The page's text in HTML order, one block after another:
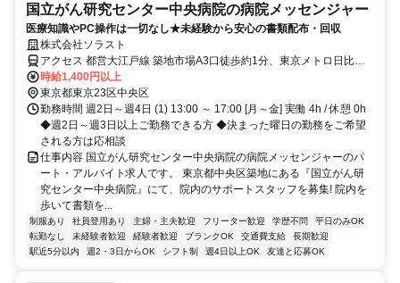
国立がん研究センター中央病院の病院メッセンジャー
医療知識やPC操作は一切なし★未経験から安心の書類配布・回収
株式会社ソラスト
アクセス 都営大江戸線 築地市場A3口徒歩約1分、東京メトロ日比谷
線 東銀座6番口徒歩約7分、東京メトロ日比谷線 築地2番口徒歩約9分
「築地市場駅」徒歩1分、「新富町 / 築地駅」徒歩10分、「東銀座
駅」徒歩6分
時給1,400円以上
東京都東京23区中央区
勤務時間 週2日～週4日 (1) 13:00 ～ 17:00 [月～金] 実働 4h / 休憩 0h
◆週2日～週3日以上ご勤務できる方 ◆決まった曜日の勤務をご希望
される方は応相談
仕事内容 国立がん研究センター中央病院の病院メッセンジャーのパ
ート・アルバイト求人です。 東京都中央区築地にある『国立がん研
究センター中央病院』にて、院内のサポートスタッフを募集! 院内を
歩いて書類を...
制服あり 社員登用あり 主婦・主夫歓迎 フリーター歓迎 学歴不問
平日のみOK
転勤なし
未経験者歓迎 経験者歓迎 ブランクOK 交通費支給
長期歓迎
駅近5分以内
週2・3日からOK シフト制 週4日以上OK 友達と応募OK